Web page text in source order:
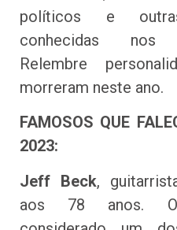
políticos e
conhecidas nos
Relembre
morreram neste ano.
FAMOSOS QUE
2023:
Jeff Beck,
aos 78 anos. O